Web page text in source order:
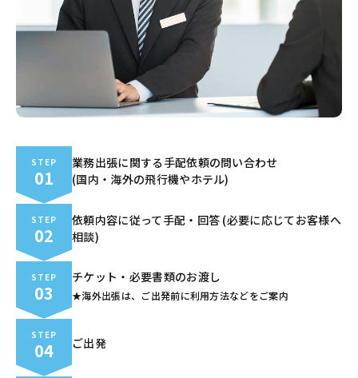
STEP
01
業務出張に関する手配依頼の問い合わせ
(国内・海外の飛行機やホテル)
STEP
02
依頼内容に従って手配・回答 (必要に応じてお客様へ
相談)
STEP
03
チケット・必要書類のお渡し
★海外出張は、ご出発前に利用方法などをご案内
STEP
04 ご出発